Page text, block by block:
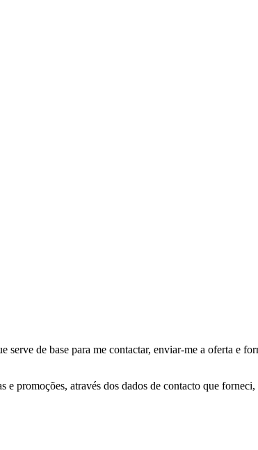
de base para me contactar, enviar-me a oferta e
promoções, através dos dados de contacto que forneci,